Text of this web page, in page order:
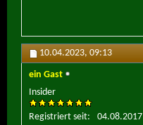
10.04.2023, 09:13
ein Gast
Insider
Registriert seit
04.08.2017